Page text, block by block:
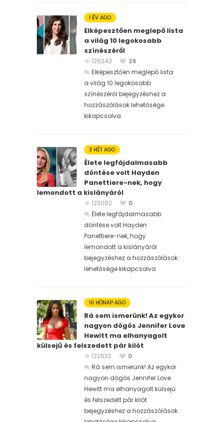
1 ÉV AGO
Elképesztően meglepő lista
a világ 10 legokosabb
színészéről
126243
26
Elképesztően meglepő lista
a világ 10 legokosabb
színészéről bejegyzéshez a
hozzászólások lehetősége
kikapcsolva
3 HÉT AGO
Élete legfájdalmasabb
döntése volt Hayden
Panettiere-nek, hogy
lemondott a kislányáról
123092
0
Élete legfájdalmasabb
döntése volt Hayden
Panettiere-nek, hogy
lemondott a kislányáról
bejegyzéshez a hozzászólások
lehetősége kikapcsolva
10 HÓNAP AGO
Rá sem ismerünk! Az egykor
nagyon dögös Jennifer Love
Hewitt ma elhanyagolt
külsejű és felszedett pár kilót
122632
0
Rá sem ismerünk! Az egykor
nagyon dögös Jennifer Love
Hewitt ma elhanyagolt külsejű
és felszedett pár kilót
bejegyzéshez a hozzászólások